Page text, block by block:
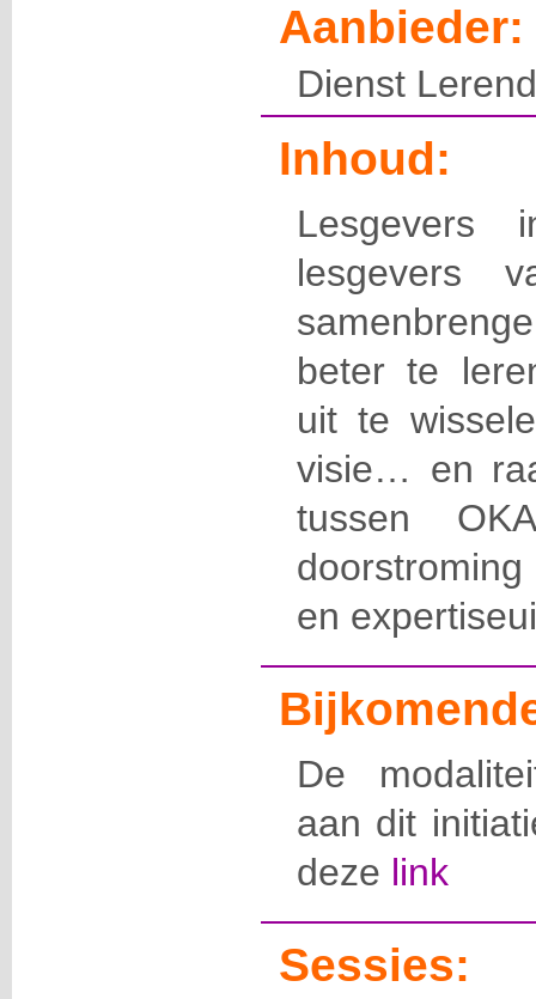
Aanbieder:
Dienst
Inhoud:
lesgevers
beter te
uit te
visie… en
tussen
en
De
aan dit
deze link
Sessies: